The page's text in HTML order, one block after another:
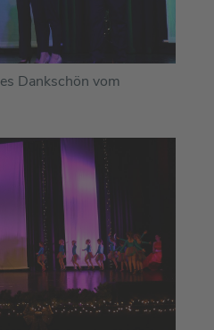
Dankschön vom